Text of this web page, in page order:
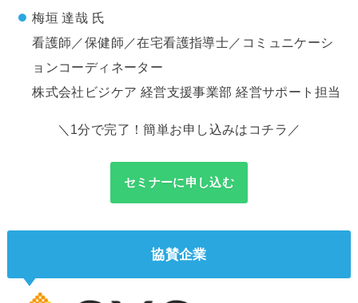
梅垣 達哉 氏
看護師／保健師／在宅看護指導士／コミュニケーシ
ョンコーディネーター
株式会社ビジケア 経営支援事業部 経営サポート担当
＼1分で完了！簡単お申し込みはコチラ／
セミナーに申し込む
協賛企業